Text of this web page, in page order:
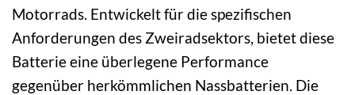
Motorrads. Entwickelt für die spezifischen
Anforderungen des Zweiradsektors, bietet diese
Batterie eine überlegene Performance
gegenüber herkömmlichen Nassbatterien. Die